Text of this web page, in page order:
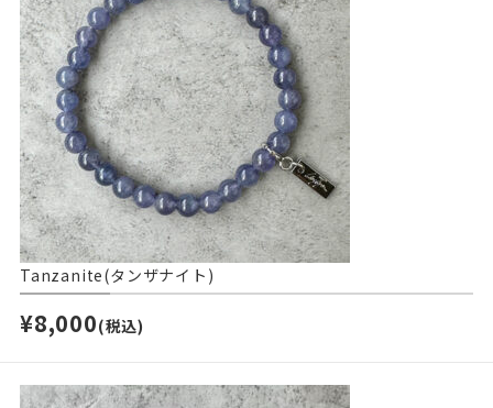
Tanzanite(タンザナイト)
¥8,000(税込)